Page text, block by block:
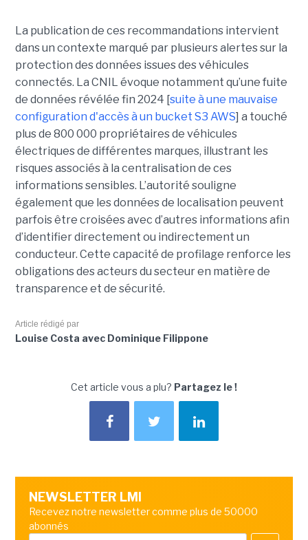
La publication de ces recommandations intervient
dans un contexte marqué par plusieurs alertes sur la
protection des données issues des véhicules
connectés. La CNIL évoque notamment qu’une fuite
de données révélée fin 2024 [suite à une mauvaise
configuration d'accès à un bucket S3 AWS] a touché
plus de 800 000 propriétaires de véhicules
électriques de différentes marques, illustrant les
risques associés à la centralisation de ces
informations sensibles. L’autorité souligne
également que les données de localisation peuvent
parfois être croisées avec d’autres informations afin
d’identifier directement ou indirectement un
conducteur. Cette capacité de profilage renforce les
obligations des acteurs du secteur en matière de
transparence et de sécurité.
Article rédigé par
Louise Costa avec Dominique Filippone
Cet article vous a plu? Partagez le !
NEWSLETTER LMI
Recevez notre newsletter comme plus de 50000
abonnés